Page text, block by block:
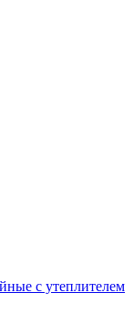
с утеплителем